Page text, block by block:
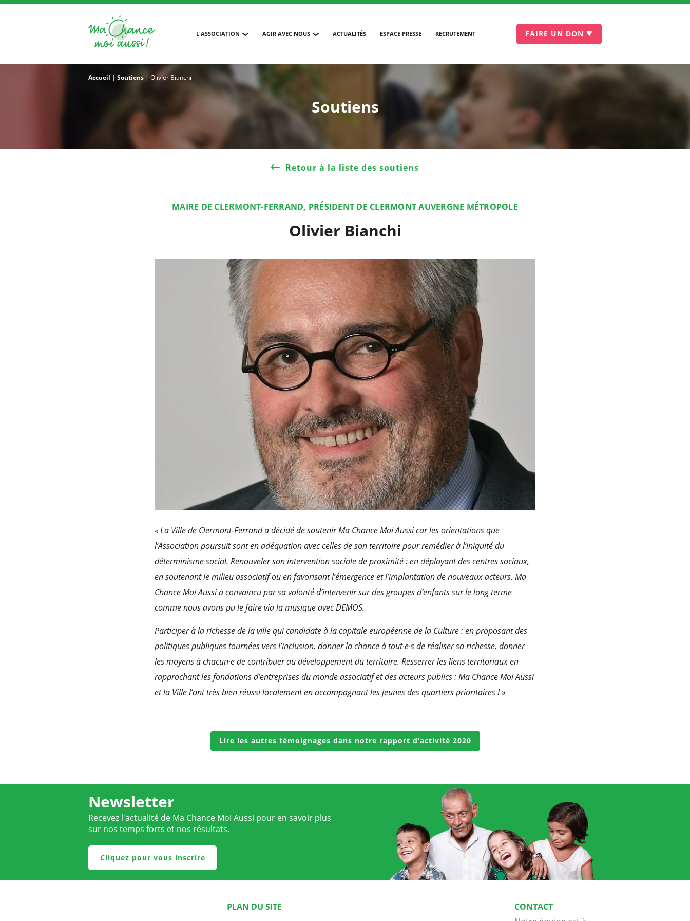
L'ASSOCIATION AGIR AVEC NOUS ACTUALITÉS ESPACE PRESSE RECRUTEMENT FAIRE UN DON ♥
Accueil | Soutiens | Olivier Bianchi
Soutiens
Retour à la liste des soutiens
MAIRE DE CLERMONT-FERRAND, PRÉSIDENT DE CLERMONT AUVERGNE MÉTROPOLE
Olivier Bianchi
« La Ville de Clermont-Ferrand a décidé de soutenir Ma Chance Moi Aussi car les orientations que
l’Association poursuit sont en adéquation avec celles de son territoire pour remédier à l’iniquité du
déterminisme social. Renouveler son intervention sociale de proximité : en déployant des centres sociaux,
en soutenant le milieu associatif ou en favorisant l’émergence et l’implantation de nouveaux acteurs. Ma
Chance Moi Aussi a convaincu par sa volonté d’intervenir sur des groupes d’enfants sur le long terme
comme nous avons pu le faire via la musique avec DEMOS.
Participer à la richesse de la ville qui candidate à la capitale européenne de la Culture : en proposant des
politiques publiques tournées vers l’inclusion, donner la chance à tout·e·s de réaliser sa richesse, donner
les moyens à chacun·e de contribuer au développement du territoire. Resserrer les liens territoriaux en
rapprochant les fondations d’entreprises du monde associatif et des acteurs publics : Ma Chance Moi Aussi
et la Ville l’ont très bien réussi localement en accompagnant les jeunes des quartiers prioritaires ! »
Lire les autres témoignages dans notre rapport d’activité 2020
Newsletter
Recevez l'actualité de Ma Chance Moi Aussi pour en savoir plus
sur nos temps forts et nos résultats.
Cliquez pour vous inscrire
CONTACT
PLAN DU SITE